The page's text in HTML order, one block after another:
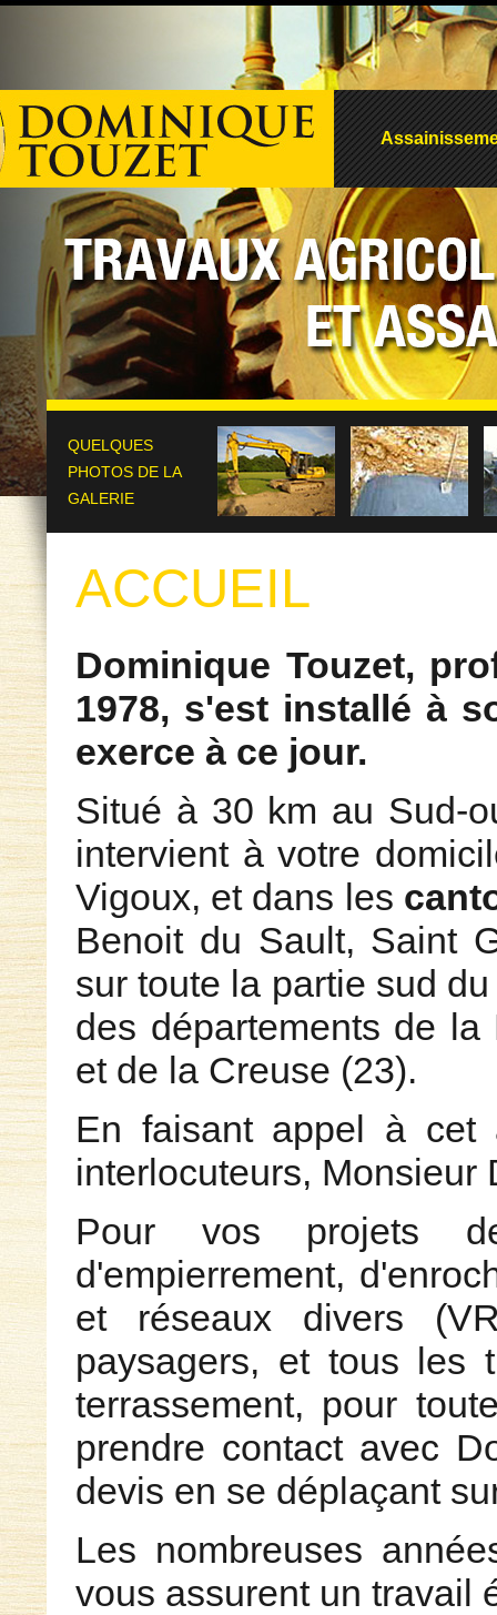
QUELQUES
PHOTOS DE LA
GALERIE
ACCUEIL
Dominique Touzet,
1978, s'est installé à
exerce à ce jour.
Situé à 30 km au Sud-
intervient à votre
Vigoux, et dans les
Benoit du Sault, Saint
sur toute la partie sud
des départements de
et de la Creuse (23).
En faisant appel à cet
interlocuteurs, Monsieur
Pour vos projets de
d'empierrement,
et réseaux divers
paysagers, et tous les
terrassement, pour
prendre contact avec
devis en se déplaçant
Les nombreuses
vous assurent un travail